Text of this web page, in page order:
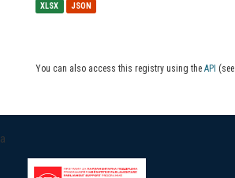
XLSX JSON
You can also access this registry using the API (see
a